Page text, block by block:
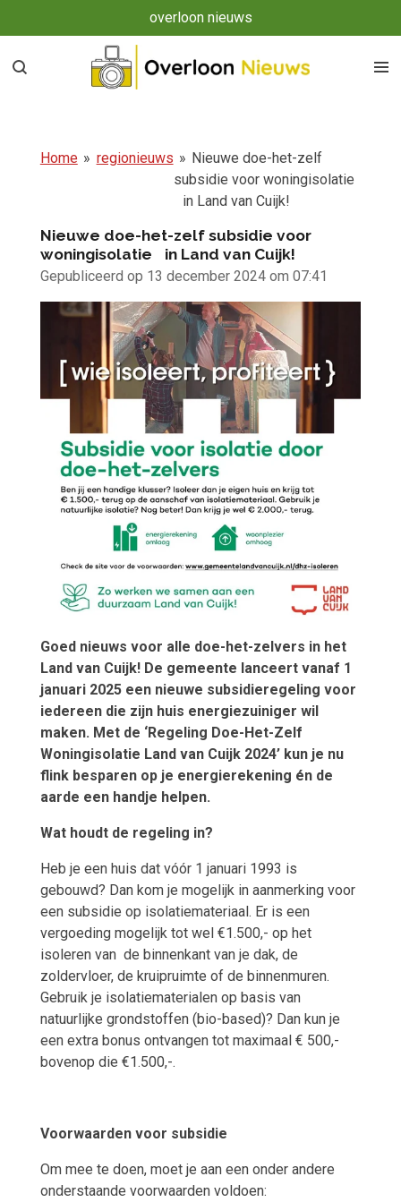
direct
naar
overloon nieuws
Home » regionieuws » Nieuwe doe-het-zelf
subsidie voor woningisolatie
in Land van Cuijk!
Nieuwe doe-het-zelf subsidie voor
woningisolatie in Land van Cuijk!
Gepubliceerd op 13 december 2024 om 07:41
Goed nieuws voor alle doe-het-zelvers in het
Land van Cuijk! De gemeente lanceert vanaf 1
januari 2025 een nieuwe subsidieregeling voor
iedereen die zijn huis energiezuiniger wil
maken. Met de ‘Regeling Doe-Het-Zelf
Woningisolatie Land van Cuijk 2024’ kun je nu
flink besparen op je energierekening én de
aarde een handje helpen.
Wat houdt de regeling in?
Heb je een huis dat vóór 1 januari 1993 is
gebouwd? Dan kom je mogelijk in aanmerking voor
een subsidie op isolatiemateriaal. Er is een
vergoeding mogelijk tot wel €1.500,- op het
isoleren van de binnenkant van je dak, de
zoldervloer, de kruipruimte of de binnenmuren.
Gebruik je isolatiematerialen op basis van
natuurlijke grondstoffen (bio-based)? Dan kun je
een extra bonus ontvangen tot maximaal € 500,-
bovenop die €1.500,-.
Voorwaarden voor subsidie
Om mee te doen, moet je aan een onder andere
onderstaande voorwaarden voldoen: